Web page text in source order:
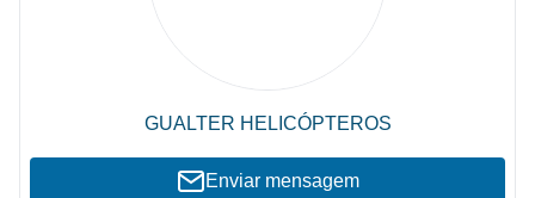
GUALTER HELICÓPTEROS
Enviar mensagem